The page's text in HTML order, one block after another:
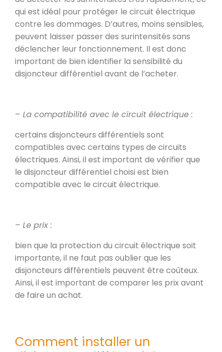
qui est idéal pour protéger le circuit électrique
contre les dommages. D’autres, moins sensibles,
peuvent laisser passer des surintensités sans
déclencher leur fonctionnement. Il est donc
important de bien identifier la sensibilité du
disjoncteur différentiel avant de l’acheter.
– La compatibilité avec le circuit électrique :
certains disjoncteurs différentiels sont
compatibles avec certains types de circuits
électriques. Ainsi, il est important de vérifier que
le disjoncteur différentiel choisi est bien
compatible avec le circuit électrique.
– Le prix :
bien que la protection du circuit électrique soit
importante, il ne faut pas oublier que les
disjoncteurs différentiels peuvent être coûteux.
Ainsi, il est important de comparer les prix avant
de faire un achat.
Comment installer un